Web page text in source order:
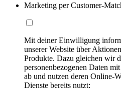
Marketing per Customer-
Mit deiner Einwilligung
unserer Website über
Produkte. Dazu gleichen wir
personenbezogenen Daten
ab und nutzen deren Online-
Dienste bereits nutzt: